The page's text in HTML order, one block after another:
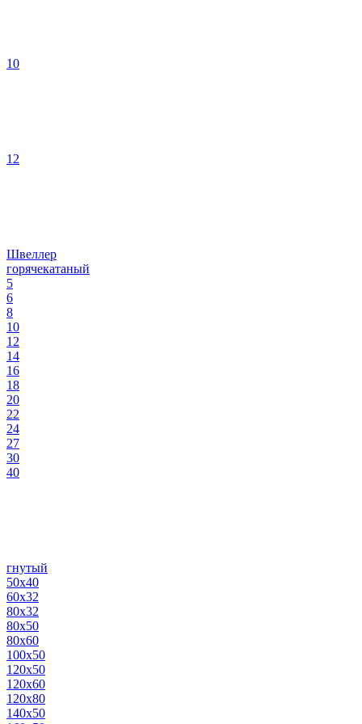
10
12
Швеллер
горячекатаный
5
6
8
10
12
14
16
18
20
22
24
27
30
40
гнутый
50х40
60х32
80х32
80х50
80х60
100х50
120х50
120х60
120х80
140х50